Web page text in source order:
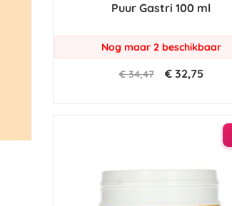
rating
Puur Gastri 100 ml
Nog maar 2 beschikbaar
€ 34,47 € 32,75